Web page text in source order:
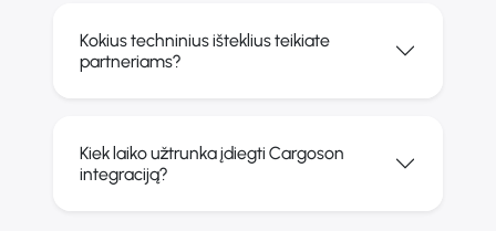
Kokius techninius išteklius teikiate
partneriams?
Kiek laiko užtrunka įdiegti Cargoson
integraciją?